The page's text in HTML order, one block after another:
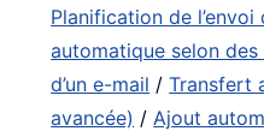
Planification de l’envoi
automatique selon des
d’un e-mail /Transfert
avancée) / Ajout